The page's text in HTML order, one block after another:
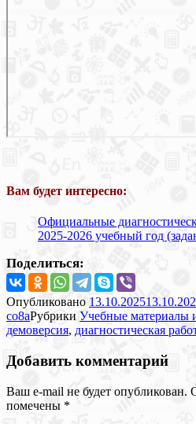
Вам будет интересно:
Официальные
2025-2026 учебный год
Поделиться:
Опубликовано 13.10.2025
co8aРубрики Учебные материалы
демоверсия, диагностическая
Добавить комментарий
Ваш e-mail не будет опубликован.
помечены *